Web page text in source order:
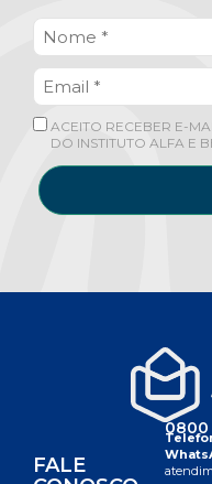
ACEITO RECEBER E-
DO INSTITUTO ALFA E
FALE
0800